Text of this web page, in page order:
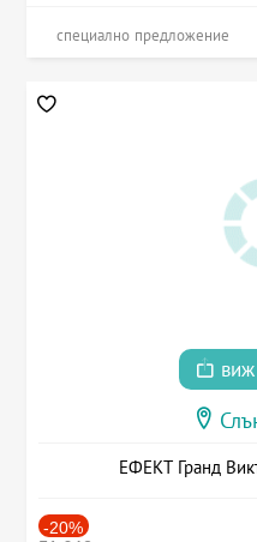
специално предложение
ЕФЕКТ Гранд
-20%